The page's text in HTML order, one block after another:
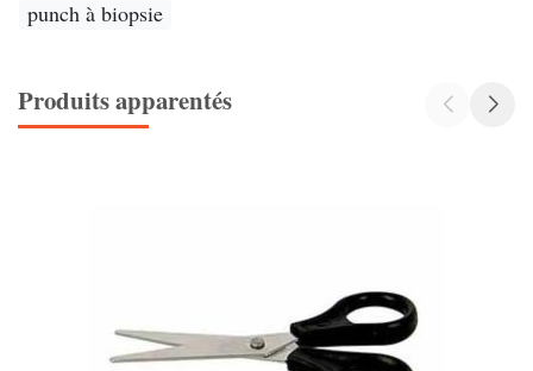
punch à biopsie
Produits apparentés